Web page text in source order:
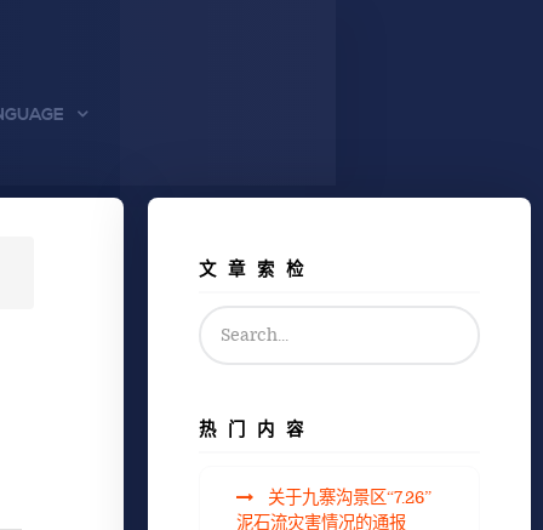
文章索检
热门内容
关于九寨沟景区“7.26”
泥石流灾害情况的通报